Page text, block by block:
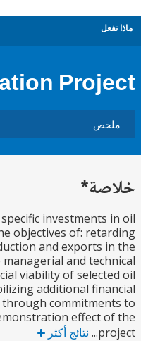
fund specific
the objectives of:
production and exports
the managerial and
financial viability of
mobilizing additional
through
demonstration effect
نتائج أكثر